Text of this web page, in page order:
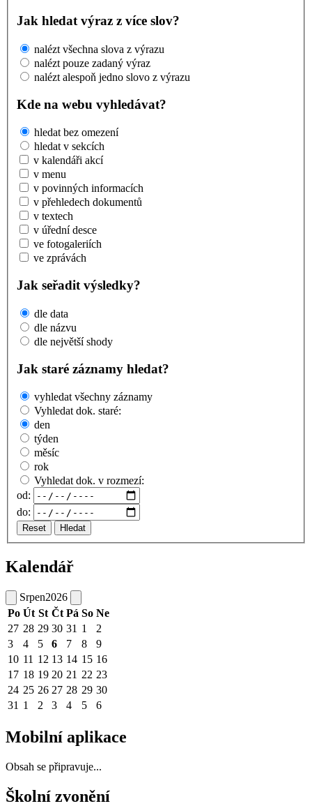
Jak hledat výraz z více slov?
nalézt všechna slova z výrazu
nalézt pouze zadaný výraz
nalézt alespoň jedno slovo z výrazu
Kde na webu vyhledávat?
hledat bez omezení
hledat v sekcích
v kalendáři akcí
v menu
v povinných informacích
v přehledech dokumentů
v textech
v úřední desce
ve fotogaleriích
ve zprávách
Jak seřadit výsledky?
dle data
dle názvu
dle největší shody
Jak staré záznamy hledat?
vyhledat všechny záznamy
Vyhledat dok. staré:
den
týden
měsíc
rok
Vyhledat dok. v rozmezí:
od:
do:
Reset Hledat
Kalendář
Srpen2026
Po Út St Čt Pá So Ne
27 28 29 30 31 1
2
3
4 5 6 7 8
9
10 11 12 13 14 15 16
17 18 19 20 21 22 23
24 25 26 27 28 29 30
31 1 2 3 4 5 6
Mobilní aplikace
Obsah se připravuje...
Školní zvonění